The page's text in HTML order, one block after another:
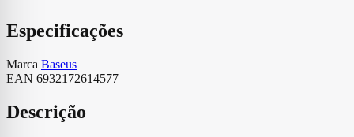
Especificações
Marca Baseus
EAN 6932172614577
Descrição